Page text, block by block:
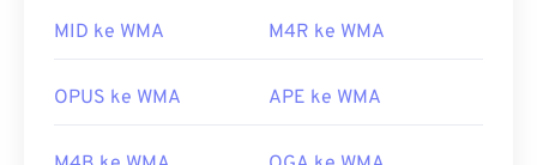
Program lain yang dapat membuka berkas WMA
perangkat seluler, cobalahOverDrive Media
iOS , Google Android , dan Windows
MID ke WMA M4R ke WMA
OPUS ke WMA APE ke WMA